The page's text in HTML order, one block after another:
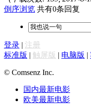
倒序浏览 共有0条回复
登录 | 注册
标准版 | 触屏版 | 电脑版 |
© Comsenz Inc.
国内最新电影
欧美最新电影